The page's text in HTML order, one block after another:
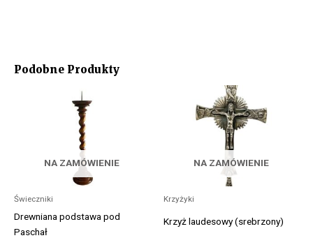
Podobne Produkty
NA ZAMÓWIENIE
Świeczniki
Drewniana podstawa pod
Paschał
NA ZAMÓWIENIE
Krzyżyki
Krzyż laudesowy (srebrzony)